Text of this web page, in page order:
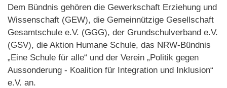
Dem Bündnis gehören die Gewerkschaft Erziehung und
Wissenschaft (GEW), die Gemeinnützige Gesellschaft
Gesamtschule e.V. (GGG), der Grundschulverband e.V.
(GSV), die Aktion Humane Schule, das NRW-Bündnis
„Eine Schule für alle“ und der Verein „Politik gegen
Aussonderung - Koalition für Integration und Inklusion“
e.V. an.